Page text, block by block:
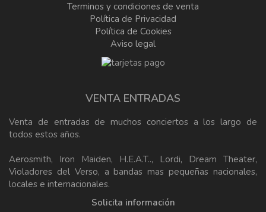
Terminos y condiciones de venta
Política de Privacidad
Política de Cookies
Aviso legal
VENTA ENTRADAS
Venta de entradas de muchos conciertos a los largo de
todos estos años.
Aerosmith, Iron Maiden, H.E.A.T.., Lordi, Dream Theater,
Violadores del Verso, a bandas mas pequeñas nacionales,
locales e internacionales.
Solicita información